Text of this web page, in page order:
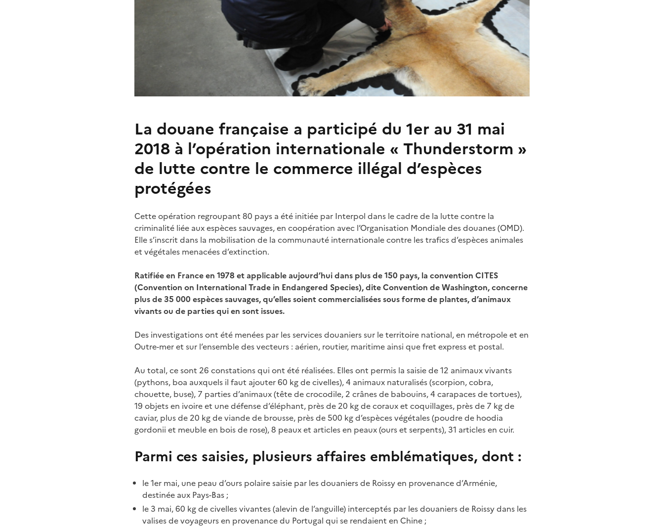
La douane française a participé du 1er au 31 mai
2018 à l’opération internationale « Thunderstorm »
de lutte contre le commerce illégal d’espèces
protégées
Cette opération regroupant 80 pays a été initiée par Interpol dans le cadre de la lutte contre la
criminalité liée aux espèces sauvages, en coopération avec l’Organisation Mondiale des douanes (OMD).
Elle s’inscrit dans la mobilisation de la communauté internationale contre les trafics d’espèces animales
et végétales menacées d’extinction.
Ratifiée en France en 1978 et applicable aujourd’hui dans plus de 150 pays, la convention CITES
(Convention on International Trade in Endangered Species), dite Convention de Washington, concerne
plus de 35 000 espèces sauvages, qu’elles soient commercialisées sous forme de plantes, d’animaux
vivants ou de parties qui en sont issues.
Des investigations ont été menées par les services douaniers sur le territoire national, en métropole et en
Outre-mer et sur l’ensemble des vecteurs : aérien, routier, maritime ainsi que fret express et postal.
Au total, ce sont 26 constations qui ont été réalisées. Elles ont permis la saisie de 12 animaux vivants
(pythons, boa auxquels il faut ajouter 60 kg de civelles), 4 animaux naturalisés (scorpion, cobra,
chouette, buse), 7 parties d’animaux (tête de crocodile, 2 crânes de babouins, 4 carapaces de tortues),
19 objets en ivoire et une défense d’éléphant, près de 20 kg de coraux et coquillages, près de 7 kg de
caviar, plus de 20 kg de viande de brousse, près de 500 kg d’espèces végétales (poudre de hoodia
gordonii et meuble en bois de rose), 8 peaux et articles en peaux (ours et serpents), 31 articles en cuir.
Parmi ces saisies, plusieurs affaires emblématiques, dont :
le 1er mai, une peau d’ours polaire saisie par les douaniers de Roissy en provenance d’Arménie,
destinée aux Pays-Bas ;
le 3 mai, 60 kg de civelles vivantes (alevin de l’anguille) interceptés par les douaniers de Roissy dans les
valises de voyageurs en provenance du Portugal qui se rendaient en Chine ;